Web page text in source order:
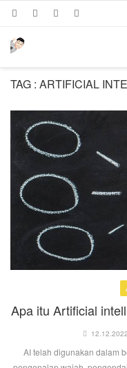
TAG : ARTIFICIAL
Apa itu Artificial
12.12.2022
AI telah digunakan dalam